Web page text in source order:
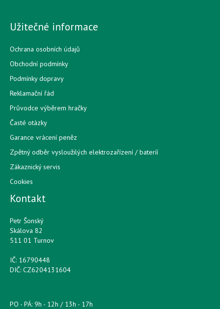
Užitečné informace
Ochrana osobních údajů
Obchodní podmínky
Podmínky dopravy
Reklamační řád
Průvodce výběrem hračky
Časté otázky
Garance vrácení peněz
Zpětný odběr vysloužilých elektrozařízení / bateríí
Zákaznický servis
Cookies
Kontakt
Petr Šonský
Skálova 82
511 01 Turnov
IČ: 16790448
DIČ: CZ6204131604
PO - PÁ: 9h - 12h / 13h - 17h